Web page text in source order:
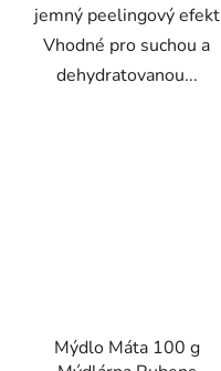
jemný peelingový efekt
Vhodné pro suchou a
dehydratovanou...
Mýdlo Máta 100 g